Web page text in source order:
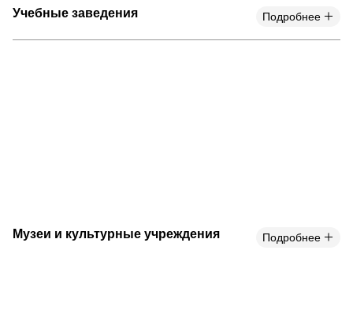
Учебные заведения Подробнее
Музеи и культурные учреждения Подробнее